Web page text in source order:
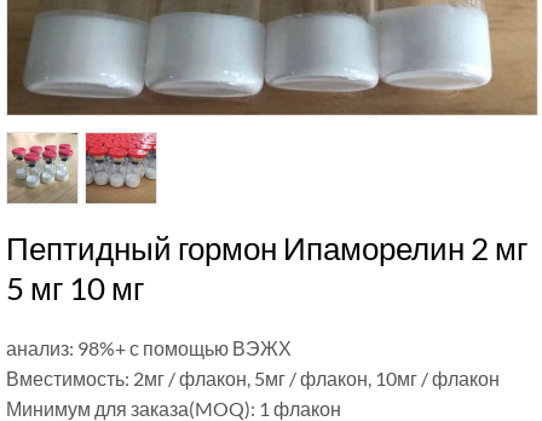
Пептидный гормон Ипаморелин 2 мг
5 мг 10 мг
анализ: 98%+ с помощью ВЭЖХ
Вместимость: 2мг / флакон, 5мг / флакон, 10мг / флакон
Минимум для заказа(MOQ): 1 флакон